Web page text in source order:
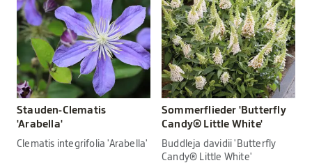
Stauden-Clematis
'Arabella'
Clematis integrifolia 'Arabella'
Sommerflieder 'Butterfly
Candy® Little White'
Buddleja davidii 'Butterfly
Candy® Little White'